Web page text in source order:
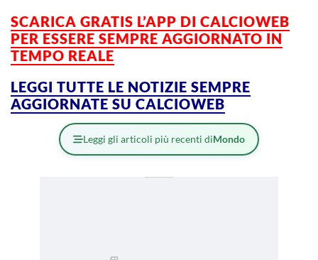
SCARICA GRATIS L’APP DI CALCIOWEB
PER ESSERE SEMPRE AGGIORNATO IN
TEMPO REALE
LEGGI TUTTE LE NOTIZIE SEMPRE
AGGIORNATE SU CALCIOWEB
Leggi gli articoli più recenti diMondo